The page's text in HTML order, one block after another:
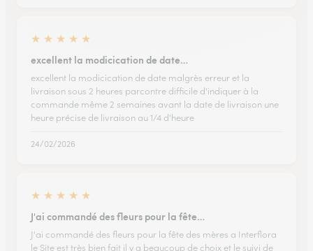
★ ★ ★ ★ ★
excellent la modicication de date…
excellent la modicication de date malgrès erreur et la
livraison sous 2 heures parcontre difficile d'indiquer à la
commande même 2 semaines avant la date de livraison une
heure précise de livraison au 1/4 d'heure
24/02/2026
★ ★ ★ ★ ★
J'ai commandé des fleurs pour la fête…
J'ai commandé des fleurs pour la fête des mères a Interflora
le Site est très bien fait il y a beaucoup de choix et le suivi de